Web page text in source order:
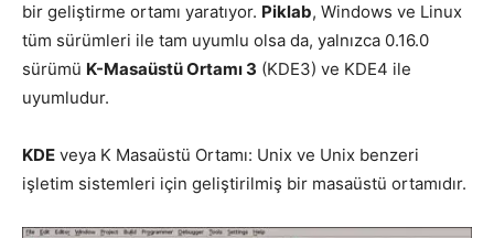
bir geliştirme ortamı yaratıyor. Piklab, Windows ve Linux
tüm sürümleri ile tam uyumlu olsa da, yalnızca 0.16.0
sürümü K-Masaüstü Ortamı 3 (KDE3) ve KDE4 ile
uyumludur.
KDE veya K Masaüstü Ortamı: Unix ve Unix benzeri
işletim sistemleri için geliştirilmiş bir masaüstü ortamıdır.